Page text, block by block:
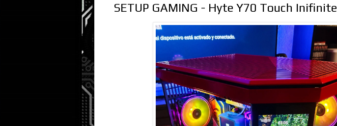
SETUP GAMING - Hyte Y70 Touch Inifinite